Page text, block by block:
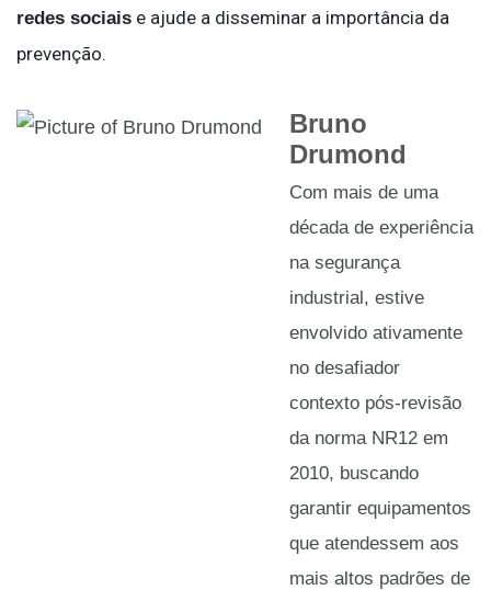
redes sociais e ajude a disseminar a importância da
prevenção.
Bruno
Drumond
Com mais de uma
década de experiência
na segurança
industrial, estive
envolvido ativamente
no desafiador
contexto pós-revisão
da norma NR12 em
2010, buscando
garantir equipamentos
que atendessem aos
mais altos padrões de